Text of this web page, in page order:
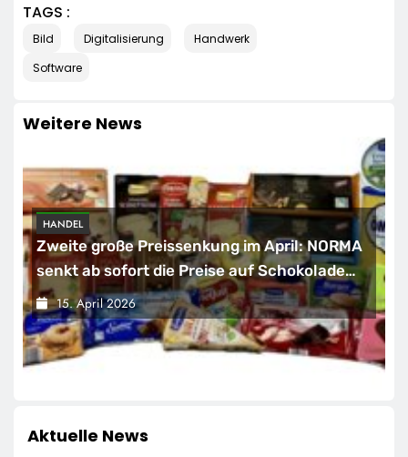
TAGS :
Bild Digitalisierung
Handwerk
Software
Weitere News
HANDEL
Zweite große Preissenkung im April: NORMA
senkt ab sofort die Preise auf Schokolade
und Käse um bis zu 16 Prozent / Mit
LECKERROM, CREMISEE, EXCELSIOR süßer
und herzhafter Genuss
15. April 2026
Aktuelle News